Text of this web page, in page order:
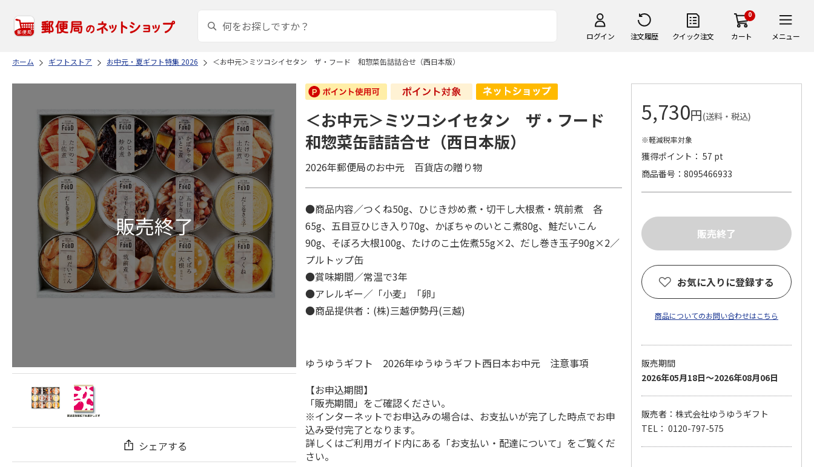
ログイン 注文履歴 クイック注文
0
カート メニュー
ホーム ギフトストア お中元・夏ギフト特集 2026 ＜お中元＞ミツコシイセタン ザ・フード 和惣菜缶詰詰合せ（西日本版）
シェアする
＜お中元＞ミツコシイセタン ザ・フード
和惣菜缶詰詰合せ（西日本版）
2026年郵便局のお中元 百貨店の贈り物
●商品内容／つくね50g、ひじき炒め煮・切干し大根煮・筑前煮 各
65g、五目豆ひじき入り70g、かぼちゃのいとこ煮80g、鮭だいこん
90g、そぼろ大根100g、たけのこ土佐煮55g×2、だし巻き玉子90g×2／
プルトップ缶
●賞味期間／常温で3年
●アレルギー／「小麦」「卵」
●商品提供者：(株)三越伊勢丹(三越)
ゆうゆうギフト 2026年ゆうゆうギフト西日本お中元 注意事項
【お申込期間】
「販売期間」をご確認ください。
※インターネットでお申込みの場合は、お支払いが完了した時点でお申
込み受付完了となります。
詳しくはご利用ガイド内にある「お支払い・配達について」をご覧くだ
さい。
5,730円(送料・税込)
※軽減税率対象
獲得ポイント： 57 pt
商品番号
8095466933
お気に入りに登録する
商品についてのお問い合わせはこちら
販売期間
2026年05月18日～2026年08月06日
販売者：株式会社ゆうゆうギフト
TEL： 0120-797-575